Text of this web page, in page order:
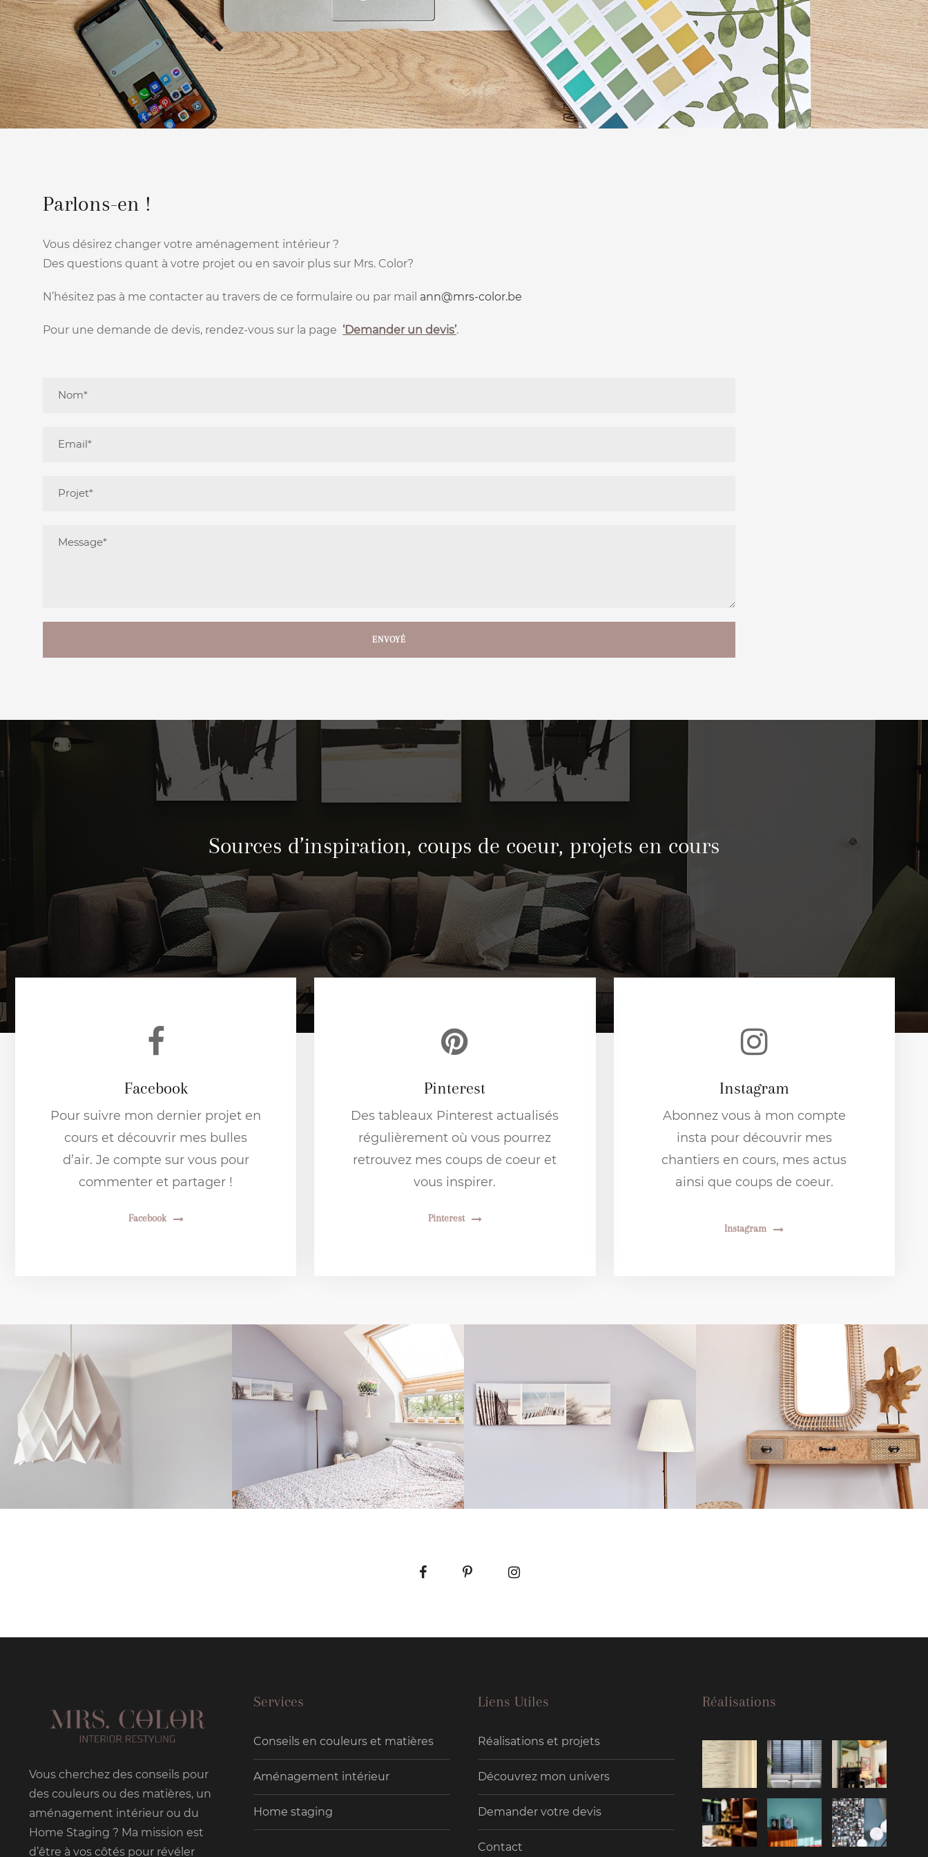
Parlons-en !
Vous désirez changer votre aménagement intérieur ?
Des questions quant à votre projet ou en savoir plus sur Mrs. Color?
N’hésitez pas à me contacter au travers de ce formulaire ou par mail ann@mrs-color.be
Pour une demande de devis, rendez-vous sur la page ‘Demander un devis’.
Sources d’inspiration, coups de coeur, projets en cours
Facebook
Pour suivre mon dernier projet en
cours et découvrir mes bulles
d’air. Je compte sur vous pour
commenter et partager !
Facebook
Pinterest
Des tableaux Pinterest actualisés
régulièrement où vous pourrez
retrouvez mes coups de coeur et
vous inspirer.
Pinterest
Instagram
Abonnez vous à mon compte
insta pour découvrir mes
chantiers en cours, mes actus
ainsi que coups de coeur.
Instagram
Vous cherchez des conseils pour
des couleurs ou des matières, un
aménagement intérieur ou du
Home Staging ? Ma mission est
d’être à vos côtés pour révéler
Services
Conseils en couleurs et matières
Aménagement intérieur
Home staging
Liens Utiles
Réalisations et projets
Découvrez mon univers
Demander votre devis
Contact
Réalisations